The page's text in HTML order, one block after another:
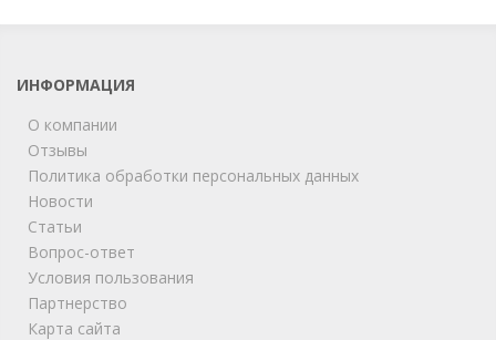
ИНФОРМАЦИЯ
О компании
Отзывы
Политика обработки персональных данных
Новости
Статьи
Вопрос-ответ
Условия пользования
Партнерство
Карта сайта
ChatApp
online